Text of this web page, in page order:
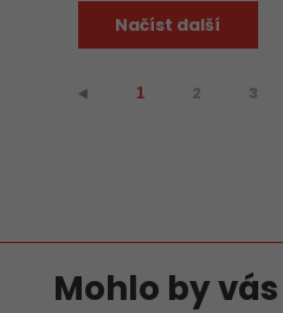
Načíst další
⯇ 1 2 3
Mohlo by vás